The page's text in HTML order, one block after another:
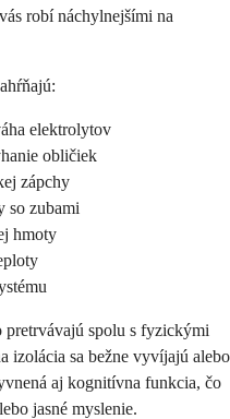
robí náchylnejšími na
elektrolytov
obličiek
zápchy
so zubami
hmoty
pretrvávajú spolu s fyzickými
izolácia sa bežne vyvíjajú alebo
aj kognitívna funkcia, čo
jasné myslenie.